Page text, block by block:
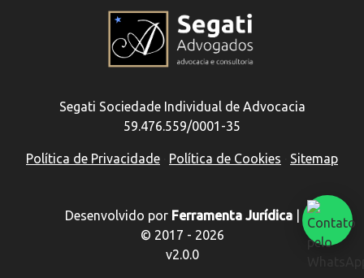
Segati Sociedade Individual de Advocacia
59.476.559/0001-35
Política de Privacidade Política de Cookies Sitemap
Desenvolvido por Ferramenta Jurídica|
© 2017 - 2026
v2.0.0